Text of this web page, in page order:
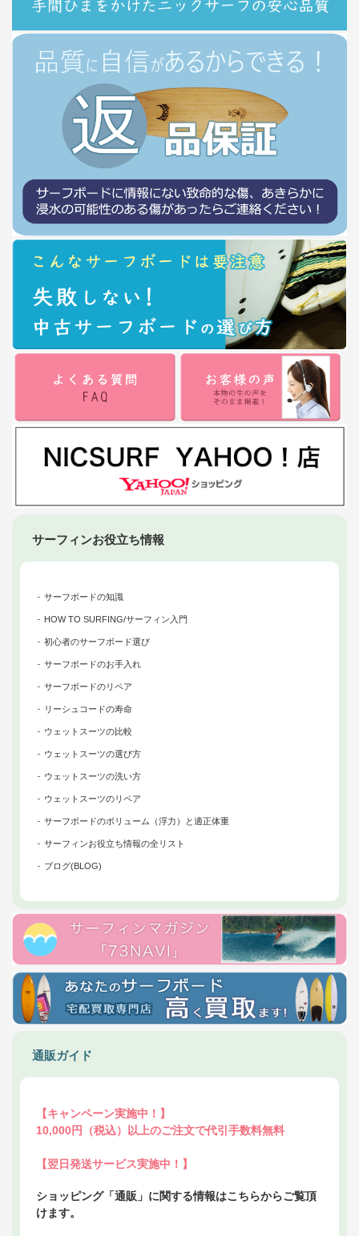
サーフィンお役立ち情報
サーフボードの知識
HOW TO SURFING/サーフィン入門
初心者のサーフボード選び
サーフボードのお手入れ
サーフボードのリペア
リーシュコードの寿命
ウェットスーツの比較
ウェットスーツの選び方
ウェットスーツの洗い方
ウェットスーツのリペア
サーフボードのボリューム（浮力）と適正体重
サーフィンお役立ち情報の全リスト
ブログ(BLOG)
通販ガイド
【キャンペーン実施中！】
10,000円（税込）以上のご注文で代引手数料無料
【翌日発送サービス実施中！】
ショッピング「通販」に関する情報はこちらからご覧頂
けます。